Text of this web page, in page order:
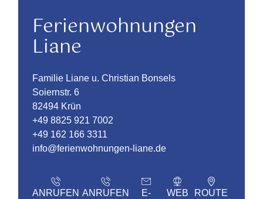
Ferienwohnungen
Liane
Familie Liane u. Christian Bonsels
Soiernstr. 6
82494 Krün
+49 8825 921 7002
+49 162 166 3311
info@ferienwohnungen-liane.de
ANRUFEN ANRUFEN
E-
WEB ROUTE